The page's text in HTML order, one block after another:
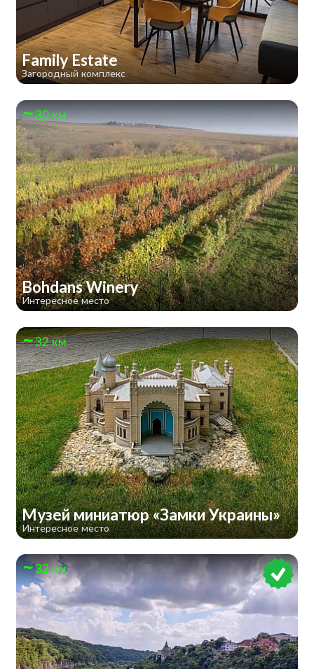
Family Estate
Загородный комплекс
30 км
Bohdans Winery
Интересное место
32 км
Музей миниатюр «Замки Украины»
Интересное место
32 км